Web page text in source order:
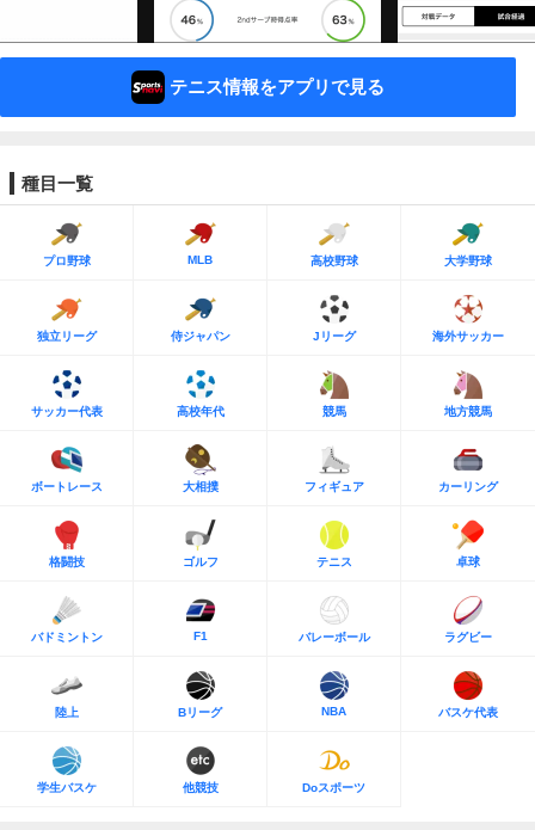
テニス情報をアプリで見る
種目一覧
プロ野球 MLB 高校野球 大学野球
独立リーグ 侍ジャパン Jリーグ 海外サッカー
サッカー代表 高校年代 競馬 地方競馬
ボートレース 大相撲 フィギュア カーリング
格闘技 ゴルフ テニス 卓球
バドミントン F1 バレーボール ラグビー
陸上 Bリーグ NBA バスケ代表
学生バスケ 他競技 Doスポーツ